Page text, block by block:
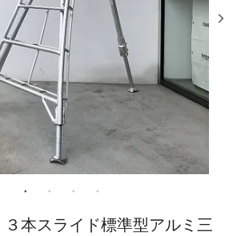
本スライド標準型アルミ三